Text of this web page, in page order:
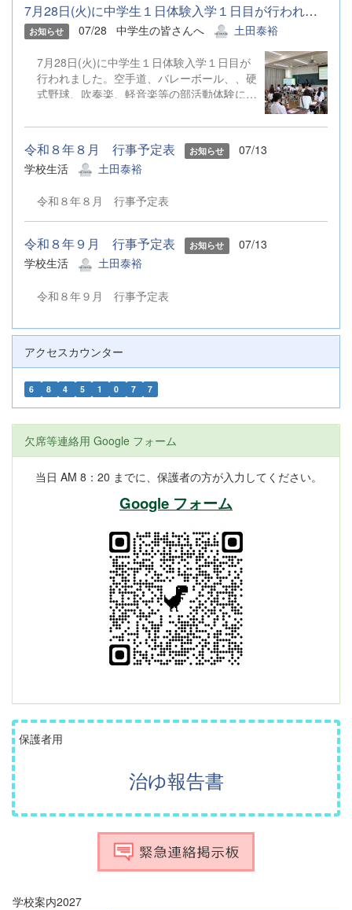
7月28日(火)に中学生１日体験入学１日目が行われました。空手道、...
お知らせ 07/28 中学生の皆さんへ 土田泰裕
7月28日(火)に中学生１日体験入学１日目が
行われました。空手道、バレーボール、、硬
式野球、吹奏楽、軽音楽等の部活動体験にた
令和８年８月 行事予定表 お知らせ
07/13
学校生活
土田泰裕
令和８年８月 行事予定表
令和８年９月 行事予定表 お知らせ
07/13
学校生活
土田泰裕
令和８年９月 行事予定表
アクセスカウンター
6 8 4 5 1 0 7 7
欠席等連絡用 Google フォーム
当日 AM 8：20 までに、保護者の方が入力してください。
Google フォーム
保護者用
治ゆ報告書
学校案内2027